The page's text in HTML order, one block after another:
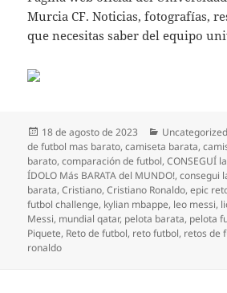
Murcia CF. Noticias, fotografías,
que necesitas saber del equipo
Publicado
el
18 de agosto de 2023 Categorías
Uncategorized
de futbol mas barato,camiseta barata,
barato,comparación de futbol,CONSEGUÍ
ÍDOLO Más BARATA del MUNDO!,consegui
barata,Cristiano,Cristiano Ronaldo,epic
futbol challenge, kylian mbappe, leo messi,
Messi, mundial qatar, pelota barata, pelota
Piquete, Reto de futbol, reto futbol, retos de
ronaldo